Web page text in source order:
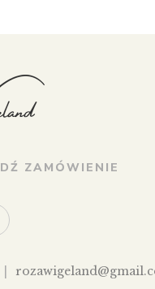
ZAMÓWIENIE